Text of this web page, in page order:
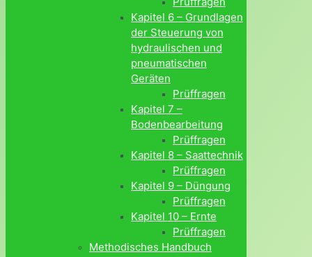
Kapitel 6 – Grundlagen
der Steuerung von
hydraulischen und
pneumatischen
Geräten
Prüffragen
Kapitel 7 –
Bodenbearbeitung
Prüffragen
Kapitel 8 – Saattechnik
Prüffragen
Kapitel 9 – Düngung
Prüffragen
Kapitel 10 – Ernte
Prüffragen
Methodisches Handbuch